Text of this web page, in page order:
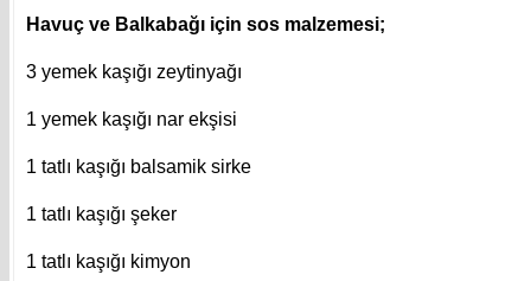
Havuç ve Balkabağı için sos malzemesi;
3 yemek kaşığı zeytinyağı
1 yemek kaşığı nar ekşisi
1 tatlı kaşığı balsamik sirke
1 tatlı kaşığı şeker
1 tatlı kaşığı kimyon